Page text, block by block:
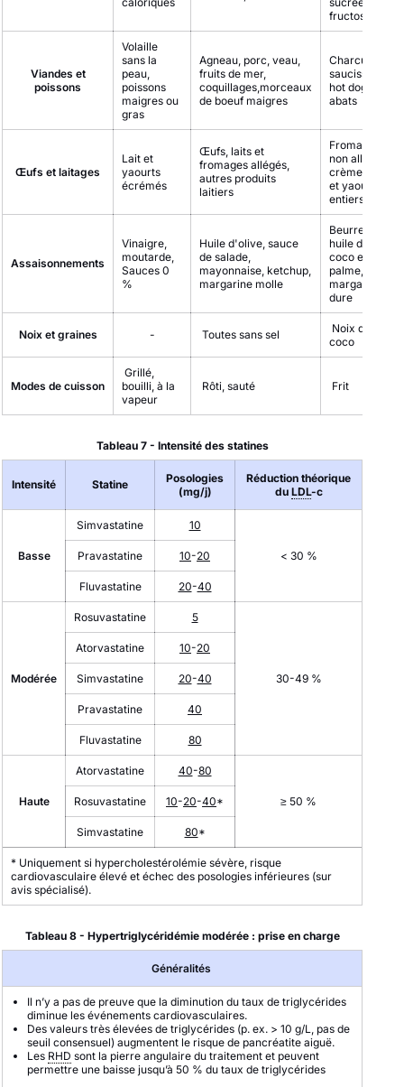
fructose
Viandes et
poissons
Volaille
sans la
peau,
poissons
maigres ou
gras
Agneau, porc, veau,
fruits de mer,
coquillages,morceaux
de boeuf maigres
Charcuterie,
saucisses,
hot dogs,
abats
Œufs et laitages
Lait et
yaourts
écrémés
Œufs, laits et
fromages allégés,
autres produits
laitiers
Fromages
non allégés,
crème, laits
et yaourts
entiers
Assaisonnements
Vinaigre,
moutarde,
Sauces 0
%
Huile d'olive, sauce
de salade,
mayonnaise, ketchup,
margarine molle
Beurre, lard,
huile de
coco et de
palme,
margarine
dure
Noix et graines - Toutes sans sel
Noix de
coco
Modes de cuisson
Grillé,
bouilli, à la
vapeur
Rôti, sauté Frit
* Uniquement si hypercholestérolémie sévère, risque
cardiovasculaire élevé et échec des posologies inférieures (sur
avis spécialisé).
Tableau 7 - Intensité des statines
Intensité Statine
Posologies
(mg/j)
Réduction théorique
du LDL-c
Basse
Simvastatine 10
< 30 %
Pravastatine 10-20
Fluvastatine 20-40
Modérée
Rosuvastatine 5
30-49 %
Atorvastatine 10-20
Simvastatine 20-40
Pravastatine 40
Fluvastatine 80
Haute
Atorvastatine 40-80
≥ 50 %
Rosuvastatine 10-20-40*
Simvastatine 80*
Tableau 8 - Hypertriglycéridémie modérée : prise en charge
Généralités
Il n’y a pas de preuve que la diminution du taux de triglycérides
diminue les événements cardiovasculaires.
Des valeurs très élevées de triglycérides (p. ex. > 10 g/L, pas de
seuil consensuel) augmentent le risque de pancréatite aiguë.
Les RHD sont la pierre angulaire du traitement et peuvent
permettre une baisse jusqu’à 50 % du taux de triglycérides